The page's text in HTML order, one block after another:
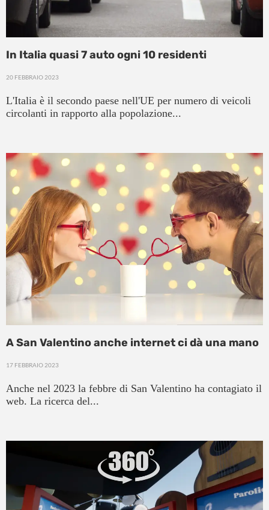
In Italia quasi 7 auto ogni 10 residenti
20 FEBBRAIO 2023
L'Italia è il secondo paese nell'UE per numero di veicoli
circolanti in rapporto alla popolazione...
A San Valentino anche internet ci dà una mano
17 FEBBRAIO 2023
Anche nel 2023 la febbre di San Valentino ha contagiato il
web. La ricerca del...